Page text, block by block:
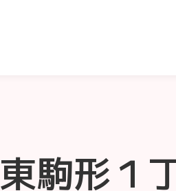
東駒形１